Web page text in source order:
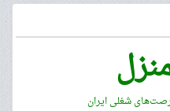
شغلی ایران